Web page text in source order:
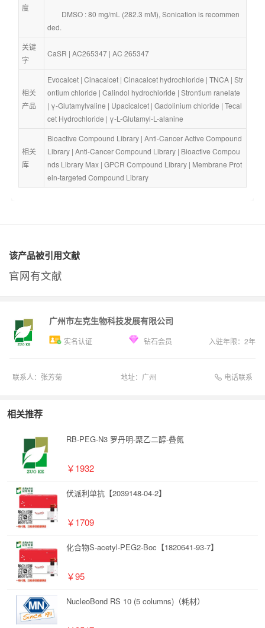
度
ded.
关键
字
CaSR | AC265347 | AC 265347
相关
产品
Evocalcet | Cinacalcet | Cinacalcet hydrochloride | TNCA | Str
ontium chloride | Calindol hydrochloride | Strontium ranelate
| γ-Glutamylvaline | Upacicalcet | Gadolinium chloride | Tecal
cet Hydrochloride | γ-L-Glutamyl-L-alanine
相关
库
Bioactive Compound Library | Anti-Cancer Active Compound
Library | Anti-Cancer Compound Library | Bioactive Compou
nds Library Max | GPCR Compound Library | Membrane Prot
ein-targeted Compound Library
该产品被引用文献
官网有文献
广州市左克生物科技发展有限公司
实名认证 钻石会员 入驻年限： 2年
联系人： 张芳菊 地址： 广州 电话联系
相关推荐
RB-PEG-N3 罗丹明-聚乙二醇-叠氮
￥1932
伏派利单抗【2039148-04-2】
￥1709
化合物S-acetyl-PEG2-Boc【1820641-93-7】
￥95
NucleoBond RS 10 (5 columns)（耗材）